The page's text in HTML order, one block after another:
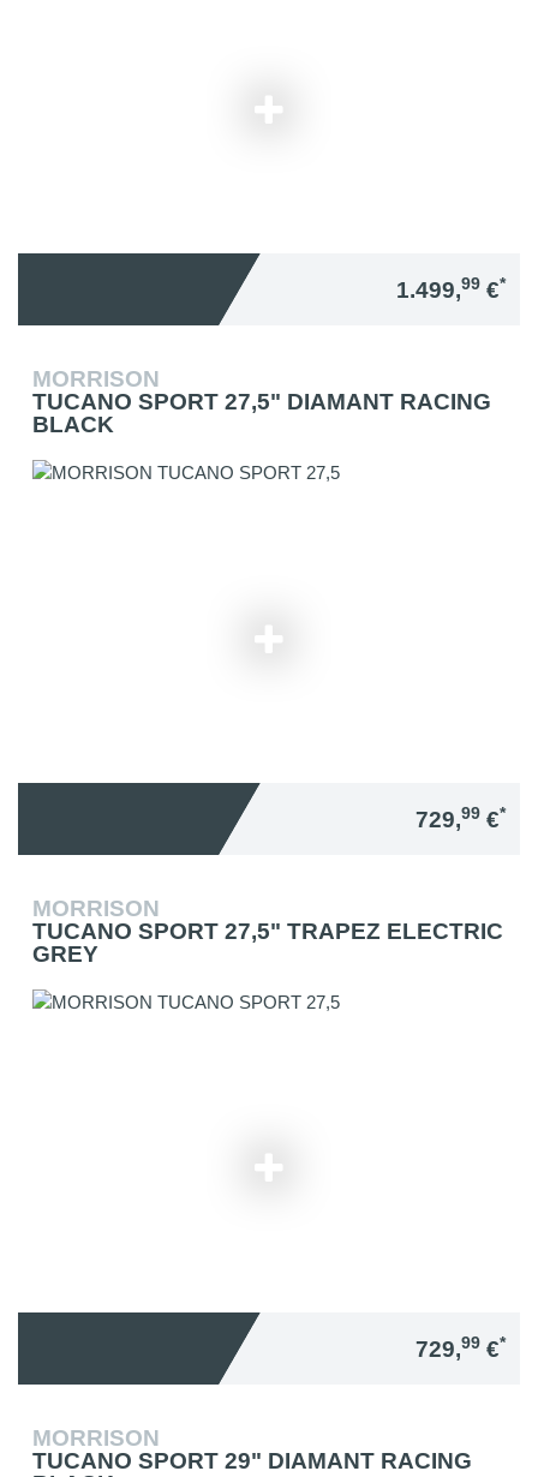
1.499,99 €*
MORRISON
TUCANO SPORT 27,5" DIAMANT RACING
BLACK
729,99 €*
MORRISON
TUCANO SPORT 27,5" TRAPEZ ELECTRIC
GREY
729,99 €*
MORRISON
TUCANO SPORT 29" DIAMANT RACING